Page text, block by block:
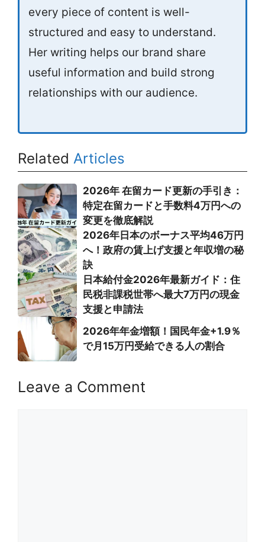
every piece of content is well-
structured and easy to understand.
Her writing helps our brand share
useful information and build strong
relationships with our audience.
Related Articles
2026年 在留カード更新の手引き：
特定在留カードと手数料4万円への
変更を徹底解説
2026年日本のボーナス平均46万円
へ！政府の賃上げ支援と年収増の秘
訣
日本給付金2026年最新ガイド：住
民税非課税世帯へ最大7万円の現金
支援と申請法
2026年年金増額！国民年金+1.9％
で月15万円受給できる人の割合
Leave a Comment